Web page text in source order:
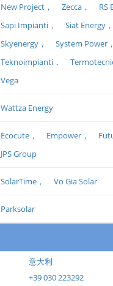
New Project，
Zecca，
RS
Sapi Impianti，
Siat Energy，
Skyenergy，
System Power，
Teknoimpianti，
Vega
Wattza Energy
Ecocute， Empower，
JPS Group
SolarTime， Vo Gia Solar
Parksolar
意大利
+39 030 223292